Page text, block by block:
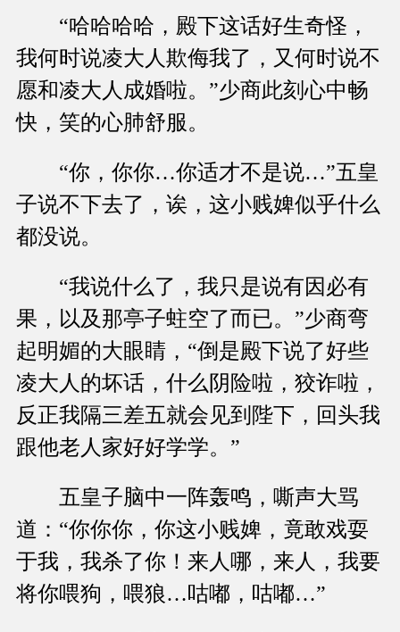
“哈哈哈哈，殿下这话好生奇怪，
我何时说凌大人欺侮我了，又何时说不
愿和凌大人成婚啦。”少商此刻心中畅
快，笑的心肺舒服。
“你，你你…你适才不是说…”五皇
子说不下去了，诶，这小贱婢似乎什么
都没说。
“我说什么了，我只是说有因必有
果，以及那亭子蛀空了而已。”少商弯
起明媚的大眼睛，“倒是殿下说了好些
凌大人的坏话，什么阴险啦，狡诈啦，
反正我隔三差五就会见到陛下，回头我
跟他老人家好好学学。”
五皇子脑中一阵轰鸣，嘶声大骂
道：“你你你，你这小贱婢，竟敢戏耍
于我，我杀了你！来人哪，来人，我要
将你喂狗，喂狼…咕嘟，咕嘟…”